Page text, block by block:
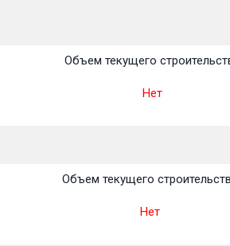
Объем текущего
Нет
Объем текущего
Нет